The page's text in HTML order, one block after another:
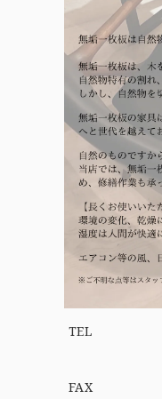
TEL
FAX